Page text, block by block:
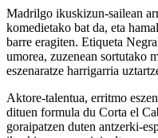
Madrilgo ikuskizun-sailean
komedietako bat da, eta
barre eragiten. Etiqueta
umorea, zuzenean sortutako
eszenaratze harrigarria
Aktore-talentua, erritmo
dituen formula du Corta el
goraipatzen duten antzerki-